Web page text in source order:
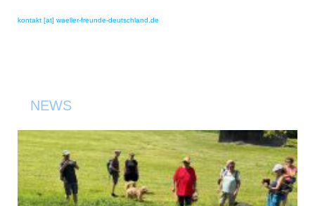
kontakt [at] waeller-freunde-deutschland.de
NEWS